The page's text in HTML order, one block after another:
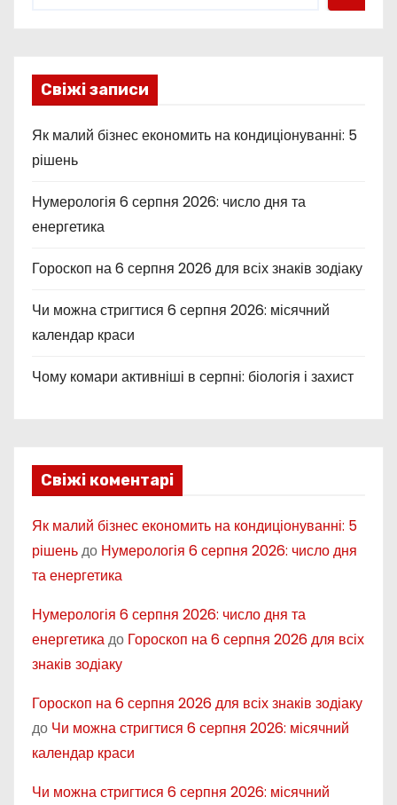
Свіжі записи
Як малий бізнес економить на кондиціонуванні: 5
рішень
Нумерологія 6 серпня 2026: число дня та
енергетика
Гороскоп на 6 серпня 2026 для всіх знаків зодіаку
Чи можна стригтися 6 серпня 2026: місячний
календар краси
Чому комари активніші в серпні: біологія і захист
Свіжі коментарі
Як малий бізнес економить на кондиціонуванні: 5
рішеньдо Нумерологія 6 серпня 2026: число дня
та енергетика
Нумерологія 6 серпня 2026: число дня та
енергетикадо Гороскоп на 6 серпня 2026 для всіх
знаків зодіаку
Гороскоп на 6 серпня 2026 для всіх знаків зодіаку
до Чи можна стригтися 6 серпня 2026: місячний
календар краси
Чи можна стригтися 6 серпня 2026: місячний